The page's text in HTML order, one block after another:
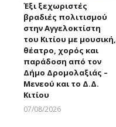
Έξι ξεχωριστές
βραδιές πολιτισμού
στην Αγγελοκτίστη
του Κιτίου με μουσική,
θέατρο, χορός και
παράδοση από τον
Δήμο Δρομολαξιάς –
Μενεού και το Δ.Δ.
Κιτίου
07/08/2026